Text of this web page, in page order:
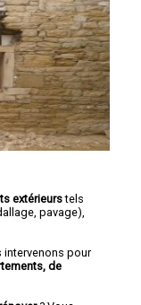
extérieurstels
pavage),
intervenons pour
de